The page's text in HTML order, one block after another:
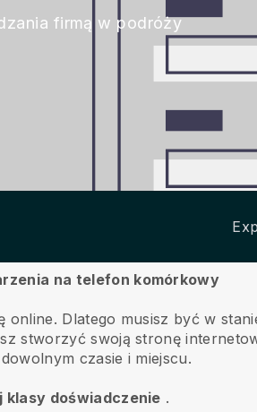
firmą w podróży
na telefon komórkowy
online. Dlatego musisz być w
stworzyć swoją stronę
czasie i miejscu.
klasy doświadczenie .